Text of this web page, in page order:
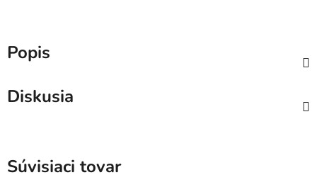
Popis
Diskusia
Súvisiaci tovar